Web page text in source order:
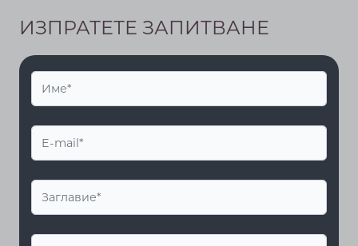
ИЗПРАТЕТЕ ЗАПИТВАНЕ